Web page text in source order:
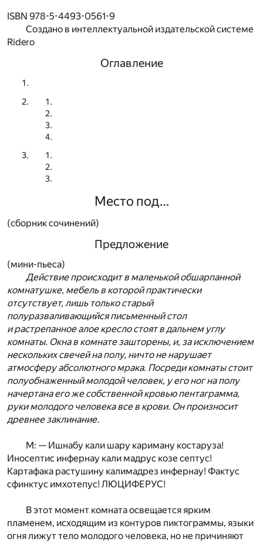
ISBN 978-5-4493-0561-9
Создано в интеллектуальной издательской системе
Ridero
Оглавление
Место под…
(сборник сочинений)
Предложение
(мини-пьеса)
Действие происходит в маленькой обшарпанной
комнатушке, мебель в которой практически
отсутствует, лишь только старый
полуразваливающийся письменный стол
и растрепанное алое кресло стоят в дальнем углу
комнаты. Окна в комнате зашторены, и, за исключением
нескольких свечей на полу, ничто не нарушает
атмосферу абсолютного мрака. Посреди комнаты стоит
полуобнаженный молодой человек, у его ног на полу
начертана его же собственной кровью пентаграмма,
руки молодого человека все в крови. Он произносит
древнее заклинание.
М: — Ишнабу кали шару кариману костаруза!
Иносептис инфернау кали мадрус козе септус!
Картафака растушину калимадрез инфернау! Фактус
сфинктус имхотепус! ЛЮЦИФЕРУС!
В этот момент комната освещается ярким
пламенем, исходящим из контуров пиктограммы, языки
огня лижут тело молодого человека, но не причиняют